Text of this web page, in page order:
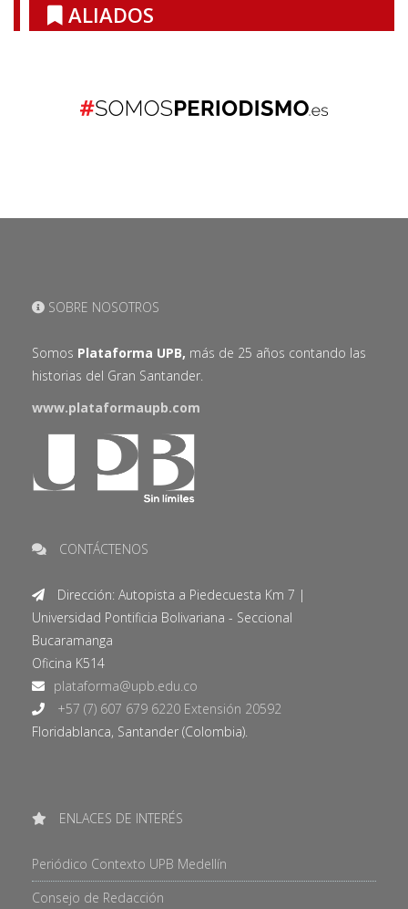
ALIADOS
SOBRE NOSOTROS
Somos Plataforma UPB, más de 25 años contando las
historias del Gran Santander.
www.plataformaupb.com
CONTÁCTENOS
Dirección: Autopista a Piedecuesta Km 7 |
Universidad Pontificia Bolivariana - Seccional
Bucaramanga
Oficina K514
+57 (7) 607 679 6220 Extensión 20592
Floridablanca, Santander (Colombia).
ENLACES DE INTERÉS
Periódico Contexto UPB Medellín
Consejo de Redacción